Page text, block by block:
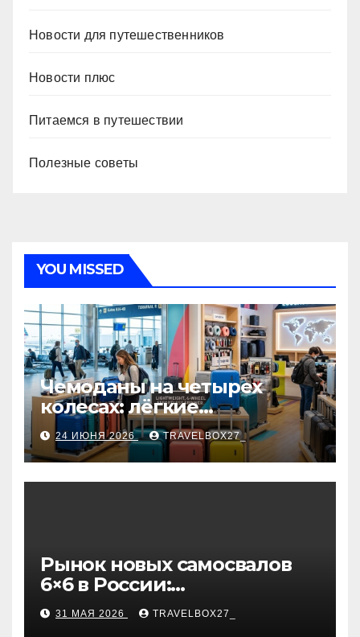
Новости для путешественников
Новости плюс
Питаемся в путешествии
Полезные советы
YOU MISSED
Чемоданы на четырех
колесах: лёгкие
маневренные модели,
варианты фильтрации и
рекомендации по выбору
24 ИЮНЯ 2026 TRAVELBOX27_
Рынок новых самосвалов
6×6 в России:
характеристики и цены
31 МАЯ 2026 TRAVELBOX27_